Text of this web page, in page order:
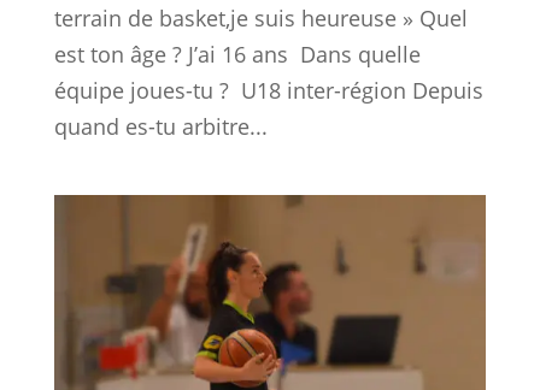
terrain de basket,je suis heureuse » Quel
est ton âge ? J’ai 16 ans Dans quelle
équipe joues-tu ? U18 inter-région Depuis
quand es-tu arbitre...